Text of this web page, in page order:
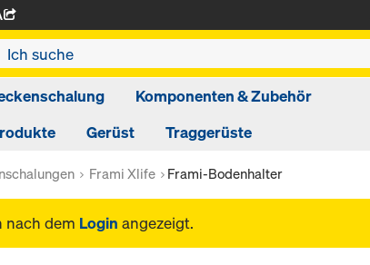
Komponenten & Zubehör
Gerüst Traggerüste
Frami Xlife Frami-Bodenhalter
nach dem Login angezeigt.